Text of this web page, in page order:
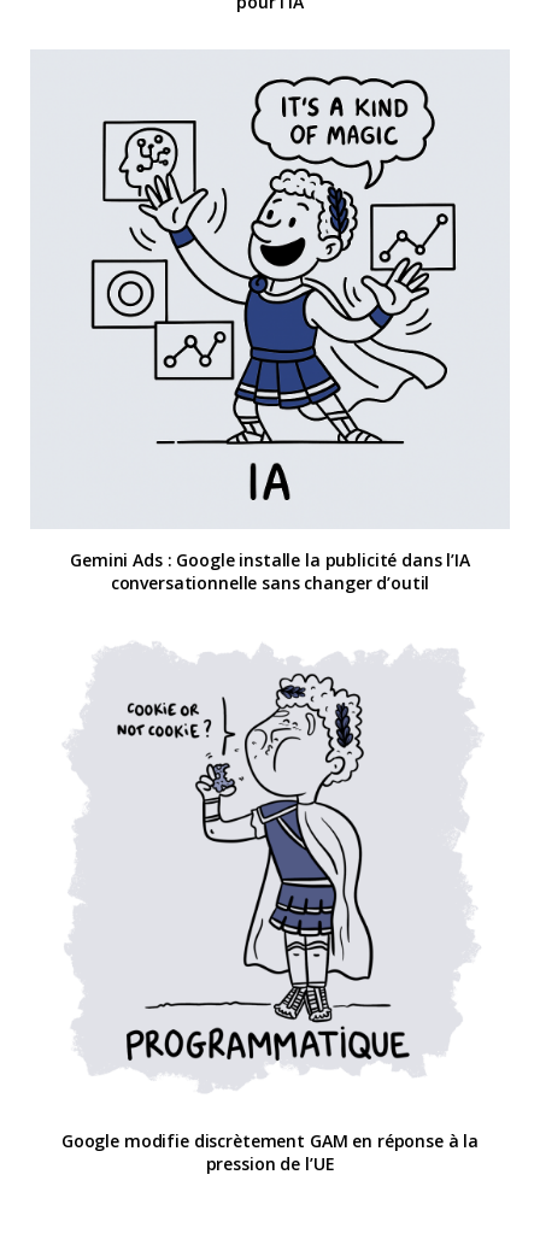
Gemini Ads : Google installe la publicité dans l’IA
conversationnelle sans changer d’outil
Google modifie discrètement GAM en réponse à la
pression de l’UE